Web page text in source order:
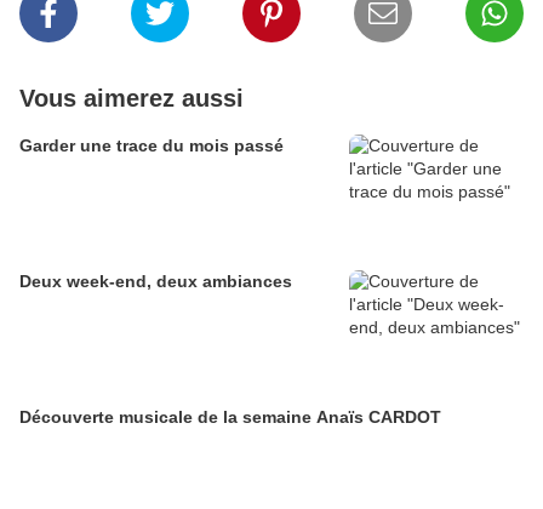
Vous aimerez aussi
Garder une trace du mois passé
Deux week-end, deux ambiances
Découverte musicale de la semaine Anaïs CARDOT